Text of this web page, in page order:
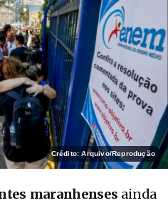
Crédito: Arquivo/Reprodução
maranhenses ainda